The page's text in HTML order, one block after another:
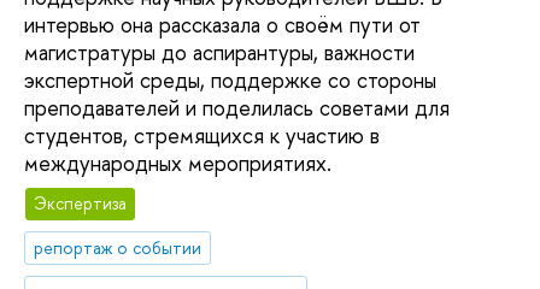
интервью она рассказала о своём пути от
магистратуры до аспирантуры, важности
экспертной среды, поддержке со стороны
преподавателей и поделилась советами для
студентов, стремящихся к участию в
международных мероприятиях.
Экспертиза
репортаж о событии